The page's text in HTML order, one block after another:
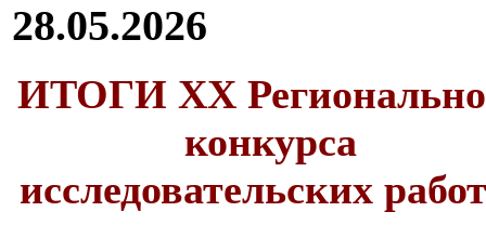
28.05.2026
ИТОГИ XX
конкурса
исследовательских